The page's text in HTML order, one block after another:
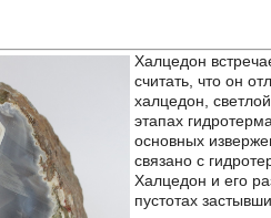
Халцедон
считать, что он
халцедон,
этапах
основных
связано с
Халцедон и его
пустотах